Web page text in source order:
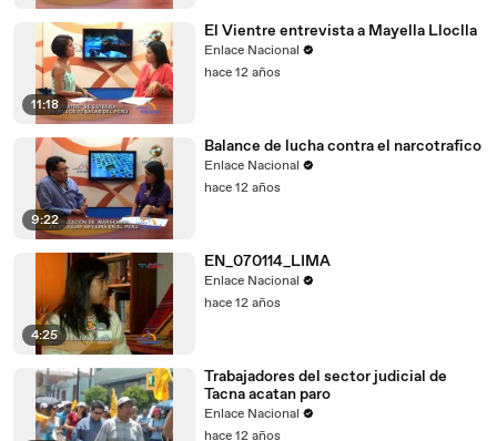
11:18
El Vientre entrevista a Mayella Lloclla
Enlace Nacional
hace 12 años
9:22
Balance de lucha contra el narcotrafico
Enlace Nacional
hace 12 años
4:25
EN_070114_LIMA
Enlace Nacional
hace 12 años
Trabajadores del sector judicial de
Tacna acatan paro
Enlace Nacional
hace 12 años